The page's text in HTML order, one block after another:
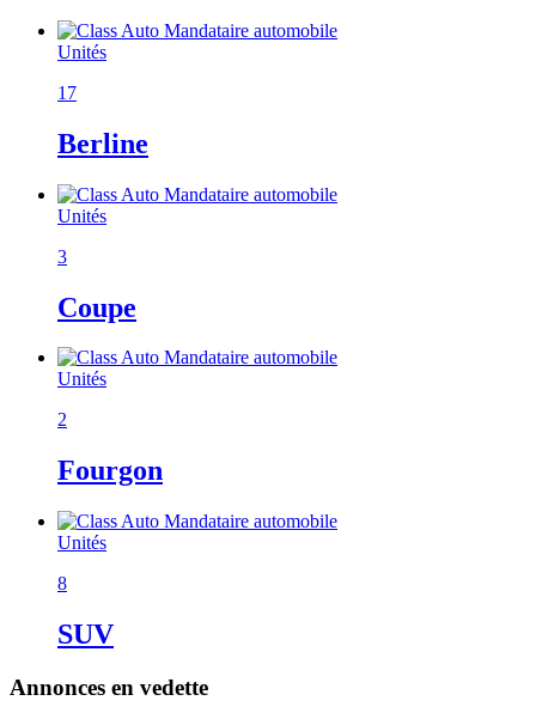
Unités
17
Berline
Unités
3
Coupe
Unités
2
Fourgon
Unités
8
SUV
Annonces en vedette